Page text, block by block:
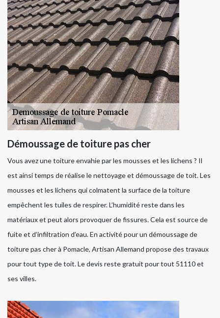
Démoussage de toiture pas cher
Vous avez une toiture envahie par les mousses et les lichens ? Il
est ainsi temps de réalise le nettoyage et démoussage de toit. Les
mousses et les lichens qui colmatent la surface de la toiture
empêchent les tuiles de respirer. L’humidité reste dans les
matériaux et peut alors provoquer de fissures. Cela est source de
fuite et d’infiltration d’eau. En activité pour un démoussage de
toiture pas cher à Pomacle, Artisan Allemand propose des travaux
pour tout type de toit. Le devis reste gratuit pour tout 51110 et
ses villes.